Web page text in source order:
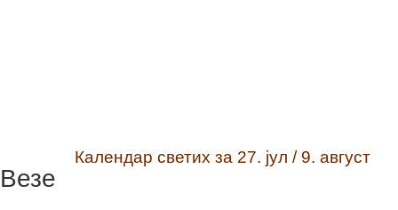
Календар светих за 27. јул / 9. август
Везе